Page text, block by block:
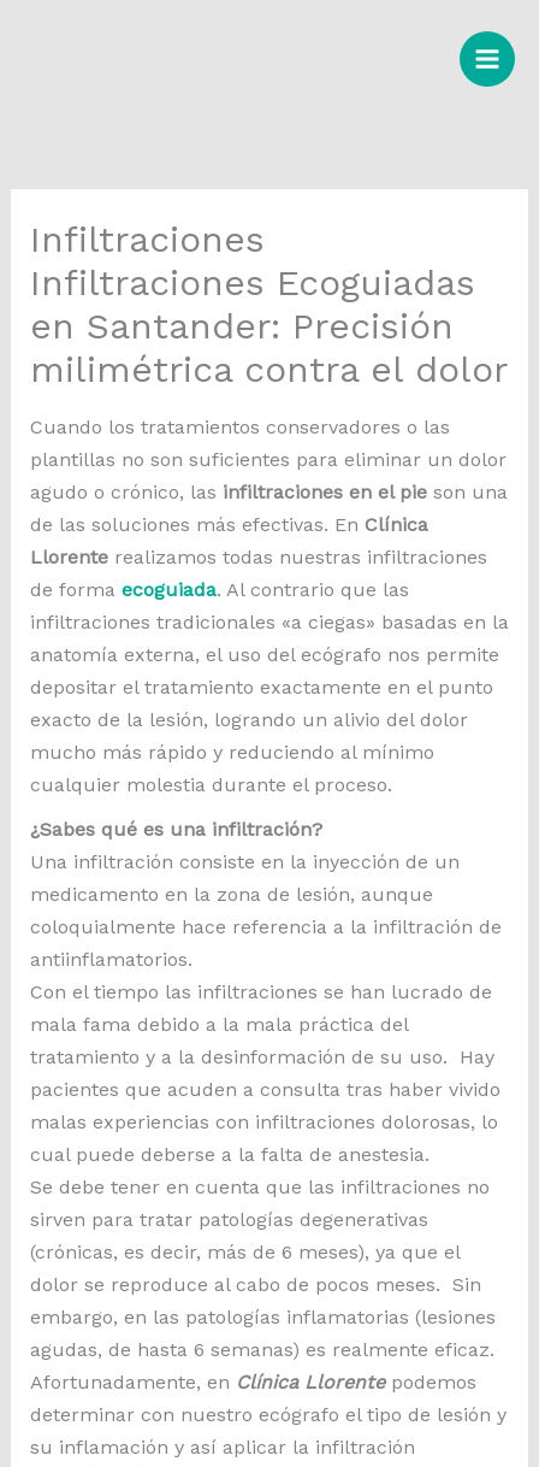
Infiltraciones
Infiltraciones Ecoguiadas
en Santander: Precisión
milimétrica contra el dolor
Cuando los tratamientos conservadores o las
plantillas no son suficientes para eliminar un dolor
agudo o crónico, las infiltraciones en el pieson una
de las soluciones más efectivas. En Clínica
Llorenterealizamos todas nuestras infiltraciones
de forma ecoguiada. Al contrario que las
infiltraciones tradicionales «a ciegas» basadas en la
anatomía externa, el uso del ecógrafo nos permite
depositar el tratamiento exactamente en el punto
exacto de la lesión, logrando un alivio del dolor
mucho más rápido y reduciendo al mínimo
cualquier molestia durante el proceso.
¿Sabes qué es una infiltración?
Una infiltración consiste en la inyección de un
medicamento en la zona de lesión, aunque
coloquialmente hace referencia a la infiltración de
antiinflamatorios.
Con el tiempo las infiltraciones se han lucrado de
mala fama debido a la mala práctica del
tratamiento y a la desinformación de su uso. Hay
pacientes que acuden a consulta tras haber vivido
malas experiencias con infiltraciones dolorosas, lo
cual puede deberse a la falta de anestesia.
Se debe tener en cuenta que las infiltraciones no
sirven para tratar patologías degenerativas
(crónicas, es decir, más de 6 meses), ya que el
dolor se reproduce al cabo de pocos meses. Sin
embargo, en las patologías inflamatorias (lesiones
agudas, de hasta 6 semanas) es realmente eficaz.
Afortunadamente, en Clínica Llorentepodemos
determinar con nuestro ecógrafo el tipo de lesión y
su inflamación y así aplicar la infiltración